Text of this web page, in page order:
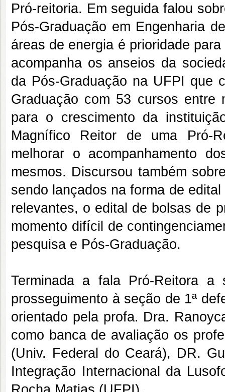
Pró-reitoria. Em seguida falou
Pós-Graduação em Engenharia
áreas de energia é prioridade
acompanha os anseios da
da Pós-Graduação na UFPI que
Graduação com 53 cursos entre
para o crescimento da
Magnífico Reitor de uma Pró-
melhorar o acompanhamento
mesmos. Discursou também
sendo lançados na forma de
relevantes, o edital de bolsas de
momento difícil de
pesquisa e Pós-Graduação.
Terminada a fala Pró-Reitora
prosseguimento à seção de 1ª
orientado pela profa. Dra.
como banca de avaliação os
(Univ. Federal do Ceará), DR.
Integração Internacional da